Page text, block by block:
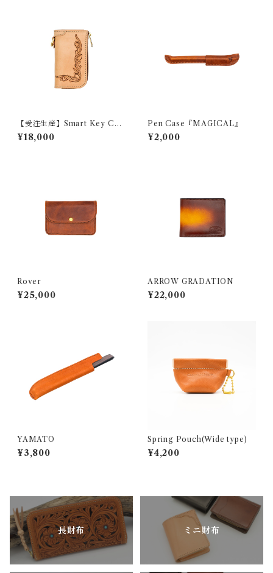
【受注生産】Smart Key Cas
e 『GROUND FreeCut』
¥18,000
Pen Case『MAGICAL』
¥2,000
Rover
¥25,000
ARROW GRADATION
¥22,000
YAMATO
¥3,800
Spring Pouch(Wide type)
¥4,200
長財布 ミニ財布